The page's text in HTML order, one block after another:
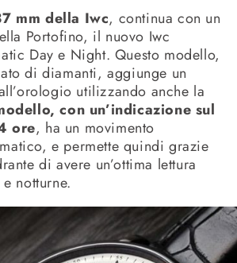
mm della Iwc, continua con un
Portofino, il nuovo Iwc
Day e Night. Questo modello,
di diamanti, aggiunge un
utilizzando anche la
con un’indicazione sul
ore, ha un movimento
e permette quindi grazie
di avere un’ottima lettura
notturne.